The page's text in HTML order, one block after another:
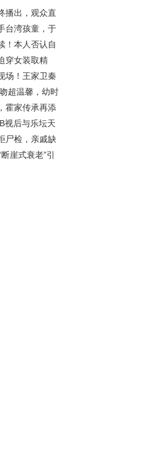
播出，观众直
台湾孩童，于
！本人否认自
穿女装取精
场！王家卫秦
超温馨，幼时
霍家传承再添
视后与乐坛天
尸检，亲戚缺
崖式衰老”引